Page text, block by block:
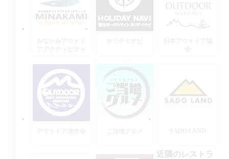
みなかみアウトド
アアクティビティ
ホリデイナビ
日本アウトドア協
会
アウトドア連合会 ご当地グルメ SADO LAND
近隣のレストラ